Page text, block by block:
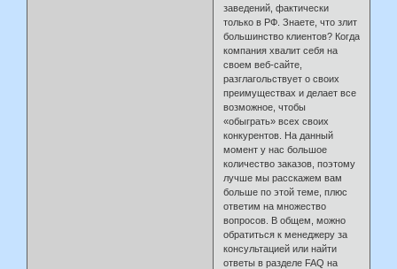
заведений, фактически
только в РФ. Знаете, что злит
большинство клиентов? Когда
компания хвалит себя на
своем веб-сайте,
разглагольствует о своих
преимуществах и делает все
возможное, чтобы
«обыграть» всех своих
конкурентов. На данный
момент у нас большое
количество заказов, поэтому
лучше мы расскажем вам
больше по этой теме, плюс
ответим на множество
вопросов. В общем, можно
обратиться к менеджеру за
консультацией или найти
ответы в разделе FAQ на